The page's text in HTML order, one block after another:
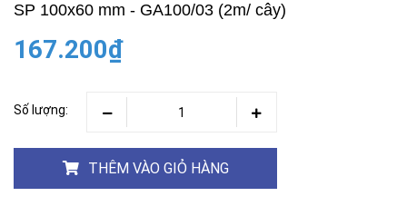
SP 100x60 mm - GA100/03 (2m/ cây)
167.200₫
Số lượng:
THÊM VÀO GIỎ HÀNG